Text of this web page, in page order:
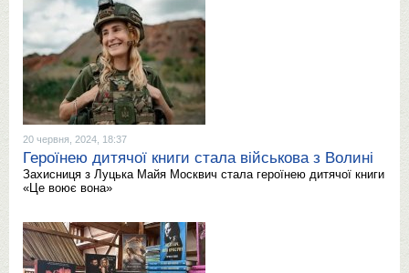
20 червня, 2024, 18:37
Героїнею дитячої книги стала військова з Волині
Захисниця з Луцька Майя Москвич стала героїнею дитячої книги
«Це воює вона»